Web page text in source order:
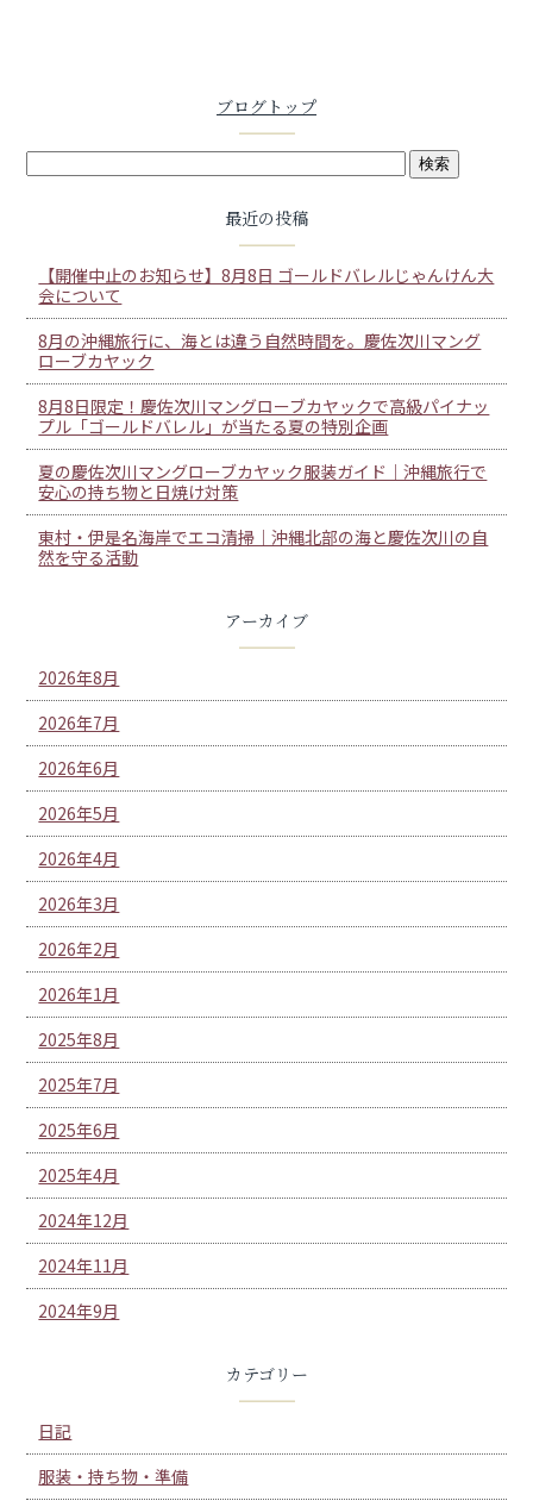
ブログトップ
最近の投稿
【開催中止のお知らせ】8月8日 ゴールドバレルじゃんけん大
会について
8月の沖縄旅行に、海とは違う自然時間を。慶佐次川マング
ローブカヤック
8月8日限定！慶佐次川マングローブカヤックで高級パイナッ
プル「ゴールドバレル」が当たる夏の特別企画
夏の慶佐次川マングローブカヤック服装ガイド｜沖縄旅行で
安心の持ち物と日焼け対策
東村・伊是名海岸でエコ清掃｜沖縄北部の海と慶佐次川の自
然を守る活動
アーカイブ
2026年8月
2026年7月
2026年6月
2026年5月
2026年4月
2026年3月
2026年2月
2026年1月
2025年8月
2025年7月
2025年6月
2025年4月
2024年12月
2024年11月
2024年9月
カテゴリー
日記
服装・持ち物・準備